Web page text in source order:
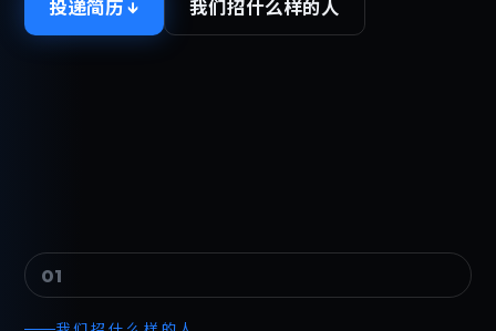
投递简历 ↓ 我们招什么样的人
01